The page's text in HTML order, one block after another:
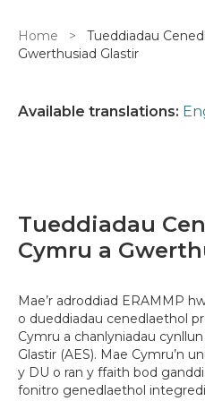
Breadcrumb
Home
Tueddiadau
Gwerthusiad Glastir
Available translations:
Tueddiadau
Cymru a
Mae’r adroddiad ERAMMP
o dueddiadau cenedlaethol
Cymru a chanlyniadau
Glastir (AES). Mae Cymru’n
y DU o ran y ffaith bod
fonitro genedlaethol